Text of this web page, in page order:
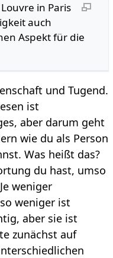
in Paris
auch
Aspekt für die
und Tugend.
ist
aber darum geht
wie du als Person
Was heißt das?
du hast, umso
weniger
weniger ist
aber sie ist
zunächst auf